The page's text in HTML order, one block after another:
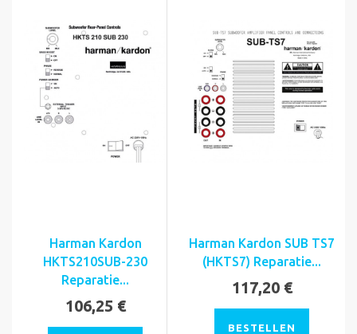
Harman Kardon
HKTS210SUB-230
Reparatie...
106,25 €
Harman Kardon SUB TS7
(HKTS7) Reparatie...
117,20 €
BESTELLEN